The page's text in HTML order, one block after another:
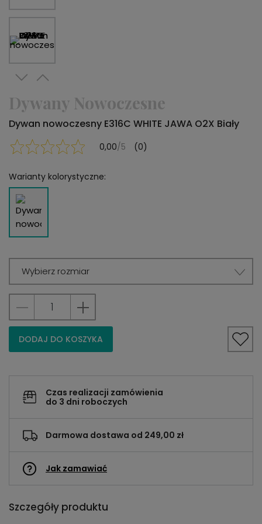
Dywany Nowoczesne
Dywan nowoczesny E316C WHITE JAWA O2X Biały
0,00/5 (0)
Warianty kolorystyczne:
Wybierz rozmiar
DODAJ DO KOSZYKA
Czas realizacji zamówienia
do 3 dni roboczych
Darmowa dostawa od 249,00 zł
Jak zamawiać
Szczegóły produktu